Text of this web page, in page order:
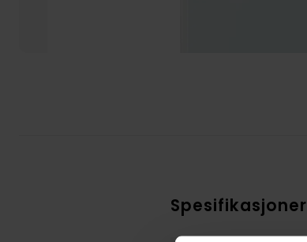
Spesifikasjoner